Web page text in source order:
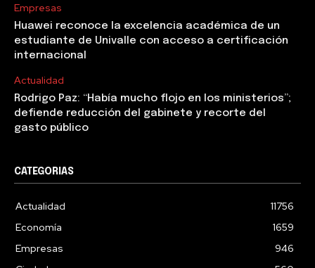
Empresas
Huawei reconoce la excelencia académica de un
estudiante de Univalle con acceso a certificación
internacional
Actualidad
Rodrigo Paz: “Había mucho flojo en los ministerios”;
defiende reducción del gabinete y recorte del
gasto público
CATEGORIAS
Actualidad
11756
Economía
1659
Empresas
946